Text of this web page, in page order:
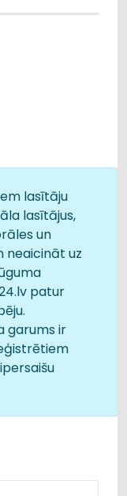
lasītāju
lasītājus,
un
neaicināt uz
patur
garums ir